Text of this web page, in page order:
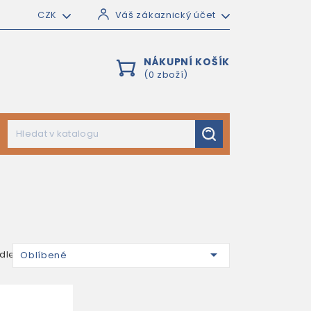
CZK Váš zákaznický účet
NÁKUPNÍ KOŠÍK
(0 zboží)
Oblíbené 